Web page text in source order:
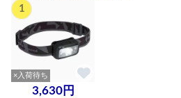
1
×入荷待ち
3,630円